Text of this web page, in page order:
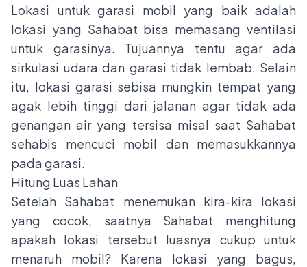
Lokasi untuk garasi mobil yang baik adalah
lokasi yang Sahabat bisa memasang ventilasi
untuk garasinya. Tujuannya tentu agar ada
sirkulasi udara dan garasi tidak lembab. Selain
itu, lokasi garasi sebisa mungkin tempat yang
agak lebih tinggi dari jalanan agar tidak ada
genangan air yang tersisa misal saat Sahabat
sehabis mencuci mobil dan memasukkannya
pada garasi.
Hitung Luas Lahan
Setelah Sahabat menemukan kira-kira lokasi
yang cocok, saatnya Sahabat menghitung
apakah lokasi tersebut luasnya cukup untuk
menaruh mobil? Karena lokasi yang bagus,